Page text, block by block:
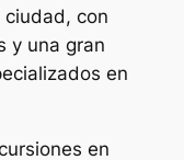
ciudad, con
y una gran
en
en